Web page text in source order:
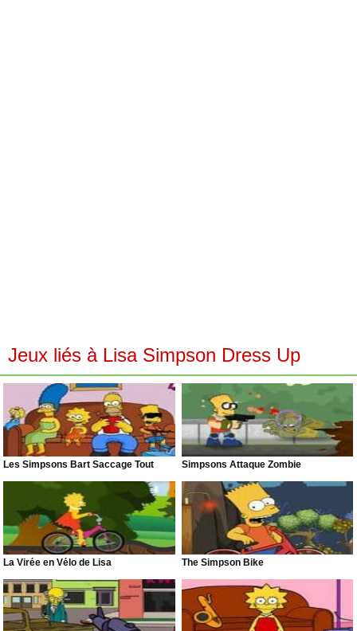
Jeux liés à Lisa Simpson Dress Up
Les Simpsons Bart Saccage Tout Simpsons Attaque Zombie
La Virée en Vélo de Lisa The Simpson Bike